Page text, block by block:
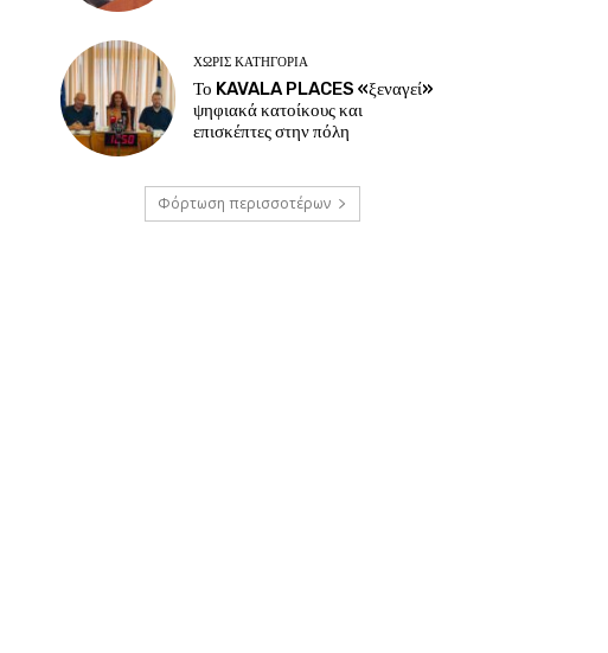
ΧΩΡΊΣ ΚΑΤΗΓΟΡΊΑ
Το KAVALA PLACES «ξεναγεί»
ψηφιακά κατοίκους και
επισκέπτες στην πόλη
Φόρτωση περισσοτέρων